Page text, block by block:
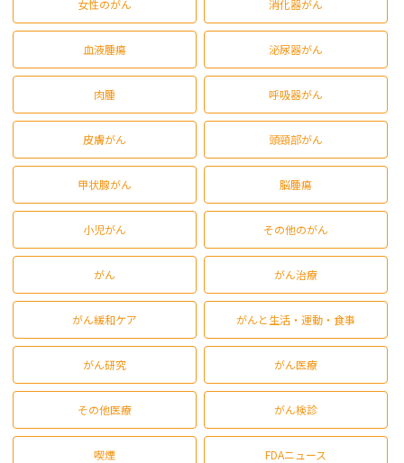
女性のがん 消化器がん
血液腫瘍 泌尿器がん
肉腫 呼吸器がん
皮膚がん 頭頸部がん
甲状腺がん 脳腫瘍
小児がん その他のがん
がん がん治療
がん緩和ケア がんと生活・運動・食事
がん研究 がん医療
その他医療 がん検診
喫煙 FDAニュース